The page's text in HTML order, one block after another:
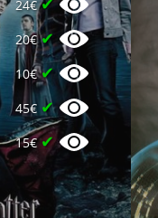
24€
20€✔
10€✔
45€ ✔
15€✔